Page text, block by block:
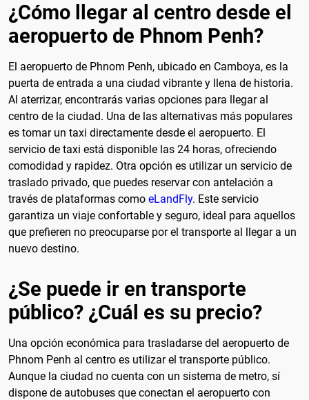
¿Cómo llegar al centro desde el
aeropuerto de Phnom Penh?
El aeropuerto de Phnom Penh, ubicado en Camboya, es la
puerta de entrada a una ciudad vibrante y llena de historia.
Al aterrizar, encontrarás varias opciones para llegar al
centro de la ciudad. Una de las alternativas más populares
es tomar un taxi directamente desde el aeropuerto. El
servicio de taxi está disponible las 24 horas, ofreciendo
comodidad y rapidez. Otra opción es utilizar un servicio de
traslado privado, que puedes reservar con antelación a
través de plataformas como eLandFly. Este servicio
garantiza un viaje confortable y seguro, ideal para aquellos
que prefieren no preocuparse por el transporte al llegar a un
nuevo destino.
¿Se puede ir en transporte
público? ¿Cuál es su precio?
Una opción económica para trasladarse del aeropuerto de
Phnom Penh al centro es utilizar el transporte público.
Aunque la ciudad no cuenta con un sistema de metro, sí
dispone de autobuses que conectan el aeropuerto con